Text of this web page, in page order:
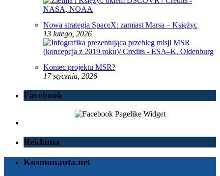
Nowa strategia SpaceX: zamiast Marsa – Księżyc
13 lutego, 2026
Koniec projektu MSR?
17 stycznia, 2026
Facebook
Reklama
Kosmonauta.net